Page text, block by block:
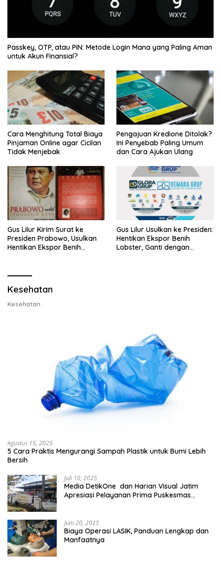
Passkey, OTP, atau PIN: Metode Login Mana yang Paling Aman
untuk Akun Finansial?
Cara Menghitung Total Biaya
Pinjaman Online agar Cicilan
Tidak Menjebak
Pengajuan Kredione Ditolak?
Ini Penyebab Paling Umum
dan Cara Ajukan Ulang
Gus Lilur Kirim Surat ke
Presiden Prabowo, Usulkan
Hentikan Ekspor Benih
Gus Lilur Usulkan ke Presiden:
Hentikan Ekspor Benih
Lobster, Ganti dengan
Kesehatan
Kesehatan
Agustus 15, 2025
5 Cara Praktis Mengurangi Sampah Plastik untuk Bumi Lebih
Bersih
Juli 10, 2025
Media DetikOne dan Harian Visual Jatim
Apresiasi Pelayanan Prima Puskesmas
Juni 20, 2025
Biaya Operasi LASIK, Panduan Lengkap dan
Manfaatnya